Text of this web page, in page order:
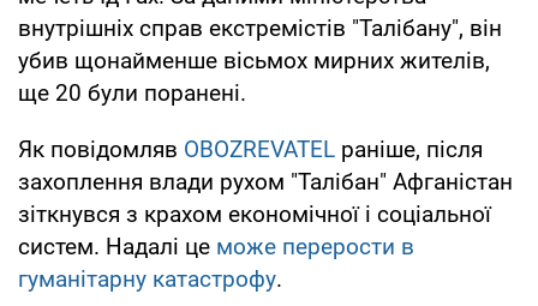
внутрішніх справ екстремістів "Талібану", він
убив щонайменше вісьмох мирних жителів,
ще 20 були поранені.
Як повідомляв OBOZREVATEL раніше, після
захоплення влади рухом "Талібан" Афганістан
зіткнувся з крахом економічної і соціальної
систем. Надалі це може перерости в
гуманітарну катастрофу.